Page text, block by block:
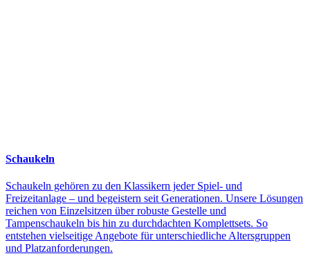
Schaukeln
Schaukeln gehören zu den Klassikern jeder Spiel- und
Freizeitanlage – und begeistern seit Generationen. Unsere Lösungen
reichen von Einzelsitzen über robuste Gestelle und
Tampenschaukeln bis hin zu durchdachten Komplettsets. So
entstehen vielseitige Angebote für unterschiedliche Altersgruppen
und Platzanforderungen.